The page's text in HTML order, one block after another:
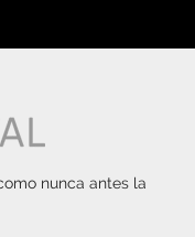
nunca antes la